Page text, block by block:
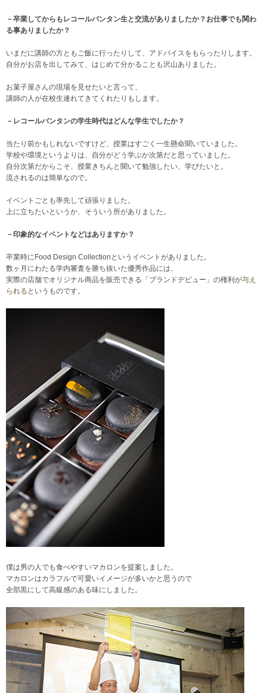
－卒業してからもレコールバンタン生と交流がありましたか？お仕事でも関わ
る事ありましたか？
いまだに講師の方ともご飯に行ったりして、アドバイスをもらったりします。
自分がお店を出してみて、はじめて分かることも沢山ありました。
お菓子屋さんの現場を見せたいと言って、
講師の人が在校生連れてきてくれたりもします。
－レコールバンタンの学生時代はどんな学生でしたか？
当たり前かもしれないですけど、授業はすごく一生懸命聞いていました。
学校や環境というよりは、自分がどう学ぶか次第だと思っていました。
自分次第だからこそ、授業きちんと聞いて勉強したい、学びたいと。
流されるのは簡単なので。
イベントごとも率先して頑張りました。
上に立ちたいというか、そういう所がありました。
－印象的なイベントなどはありますか？
卒業時にFood Design Collectionというイベントがありました。
数ヶ月にわたる学内審査を勝ち抜いた優秀作品には、
実際の店舗でオリジナル商品を販売できる「ブランドデビュー」の権利が与え
られる というものです。
僕は男の人でも食べやすいマカロンを提案しました。
マカロンはカラフルで可愛いイメージが多いかと思うので
全部黒にして高級感のある味にしました。